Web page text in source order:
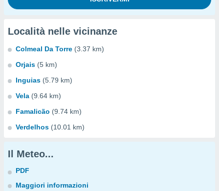
Località nelle vicinanze
Colmeal Da Torre (3.37 km)
Orjais (5 km)
Inguias (5.79 km)
Vela (9.64 km)
Famalicão (9.74 km)
Verdelhos (10.01 km)
Il Meteo...
PDF
Maggiori informazioni